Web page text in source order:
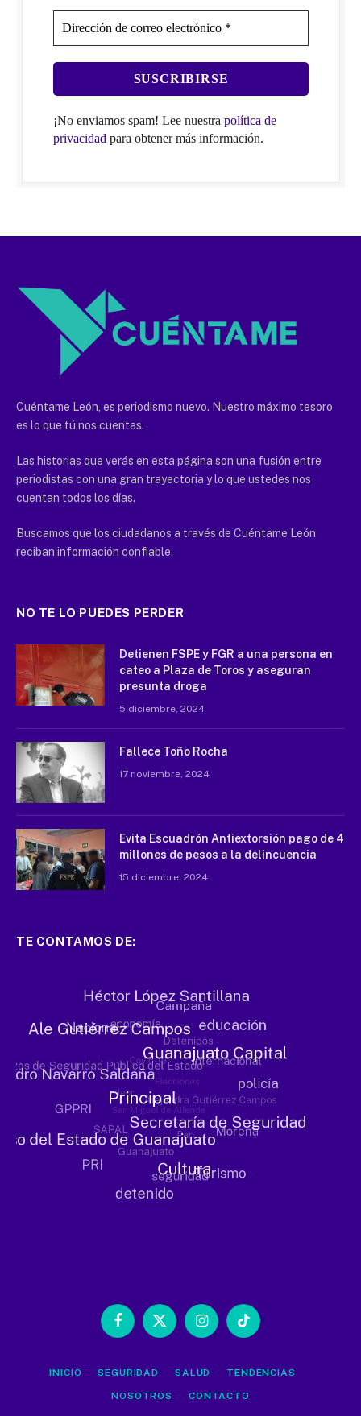
¡No enviamos spam! Lee nuestra política de
privacidad para obtener más información.
Cuéntame León, es periodismo nuevo. Nuestro máximo tesoro
es lo que tú nos cuentas.
Las historias que verás en esta página son una fusión entre
periodistas con una gran trayectoria y lo que ustedes nos
cuentan todos los días.
Buscamos que los ciudadanos a través de Cuéntame León
reciban información confiable.
NO TE LO PUEDES PERDER
Detienen FSPE y FGR a una persona en
cateo a Plaza de Toros y aseguran
presunta droga
5 diciembre, 2024
Fallece Toño Rocha
17 noviembre, 2024
Evita Escuadrón Antiextorsión pago de 4
millones de pesos a la delincuencia
15 diciembre, 2024
TE CONTAMOS DE:
Facebook
X
InstagramTikTok
INICIO SEGURIDAD SALUD TENDENCIAS
NOSOTROS CONTACTO